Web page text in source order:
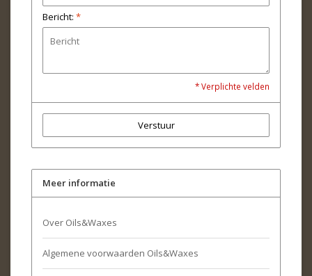
Bericht: *
* Verplichte velden
Verstuur
Meer informatie
Over Oils&Waxes
Algemene voorwaarden Oils&Waxes